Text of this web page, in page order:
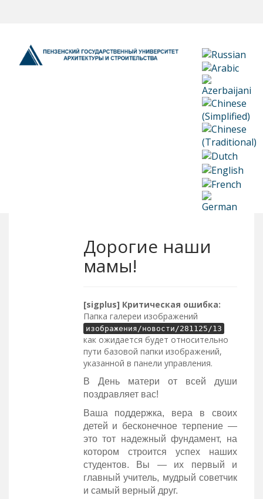
Дорогие наши
мамы!
[sigplus] Критическая ошибка:
Папка галереи изображений
изображения/новости/281125/13
как ожидается будет относительно
пути базовой папки изображений,
указанной в панели управления.
В День матери от всей души
поздравляет вас!
Ваша поддержка, вера в своих
детей и бесконечное терпение —
это тот надежный фундамент, на
котором строится успех наших
студентов. Вы — их первый и
главный учитель, мудрый советчик
и самый верный друг.